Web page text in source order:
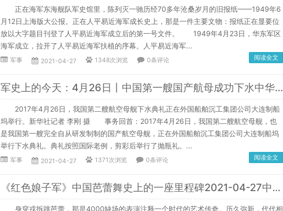
正在海军东海舰队军史馆里，陈列灭一驰历经70多年沧桑岁月的旧报纸——1949年6
月12日上海版大公报。正在人平易近海军成长史上，那是一件主要文物：报纸正在显要位
放以大字题目刊登了人平易近海军成立后的第一号文件。 1949年4月23日，华东军区
海军成立，拉开了人平易近海军扶植的序幕。人平易近海军...
军事 2021-04-27 1348次浏览 0条评论 阅读全文
军史上的今天：4月26日丨中国第一艘国产航母成功下水中华军网
2017年4月26日，我国第二艘航空母舰下水典礼正在外国船舶沉工集团公司大连制船
坞举行。新华社记者 李刚 摄 事务回首：2017年4月26日，我国第二艘航空母舰，也
是我国第一艘完全自从研发制制的国产航空母舰，正在外国船舶沉工集团公司大连制船坞
举行下水典礼。典礼按照国际老例，剪彩后举行了抛瓶礼。...
军事 2021-04-27 1371次浏览 0条评论 阅读全文
《红色娘子军》中国芭蕾舞史上的一座里程碑2021-04-27中华军网
身穿戎拆跳芭蕾，那是4000缺场的表演注释一个时代的艺术传奇。历久弥新，代代相